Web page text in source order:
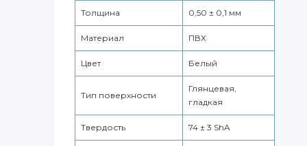
Толщина 0,50 ± 0,1 мм
Материал ПВХ
Цвет Белый
Тип поверхности
Глянцевая,
гладкая
Твердость 74 ± 3 ShA